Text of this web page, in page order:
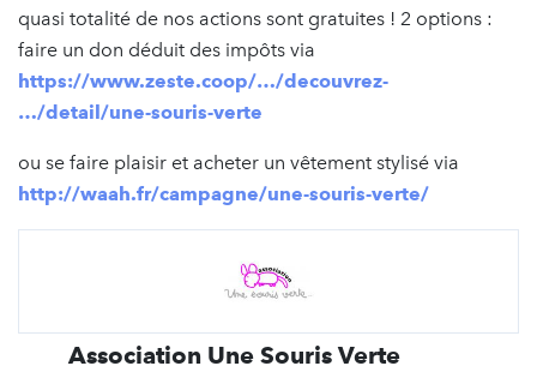
quasi totalité de nos actions sont gratuites ! 2 options :
faire un don déduit des impôts via
https://www.zeste.coop/…/decouvrez-
…/detail/une-souris-verte
ou se faire plaisir et acheter un vêtement stylisé via
http://waah.fr/campagne/une-souris-verte/
Association Une Souris Verte